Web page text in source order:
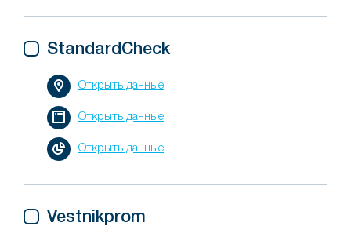
StandardCheck
Открыть данные
Открыть данные
Открыть данные
Vestnikprom